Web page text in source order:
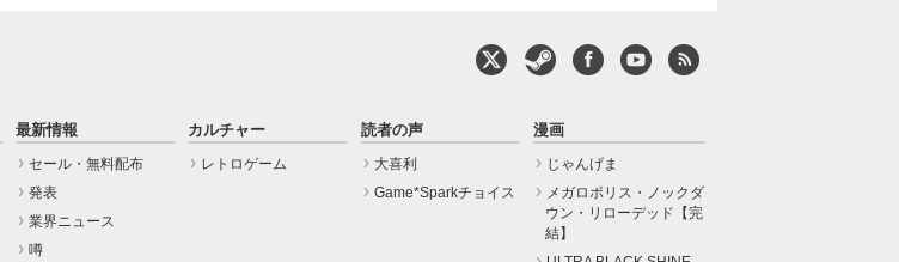
最新情報
セール・無料配布
発表
業界ニュース
噂
カルチャー
レトロゲーム
読者の声
大喜利
Game*Sparkチョイス
漫画
じゃんげま
メガロポリス・ノックダ
ウン・リローデッド【完
結】